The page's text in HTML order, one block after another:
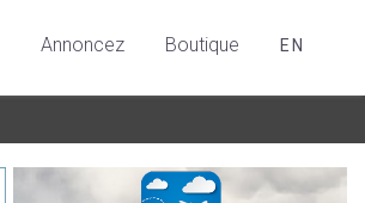
Annoncez Boutique EN